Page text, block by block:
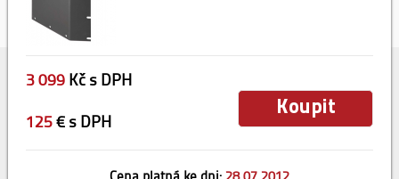
3 099Kč s DPH
125€ s DPH